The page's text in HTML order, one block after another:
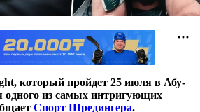
который пройдет 25 июля в Абу-
из самых интригующих
Спорт Шредингера.